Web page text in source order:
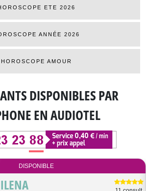
ETE 2026
ANNÉE 2026
HOROSCOPE AMOUR
DISPONIBLESPAR
EN AUDIOTEL
DISPONIBLE
ILENA